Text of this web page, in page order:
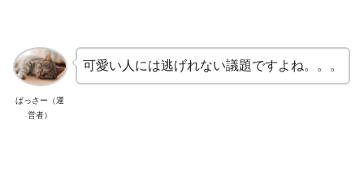
ばっさー（運
営者）
可愛い人には逃げれない議題ですよね。。。